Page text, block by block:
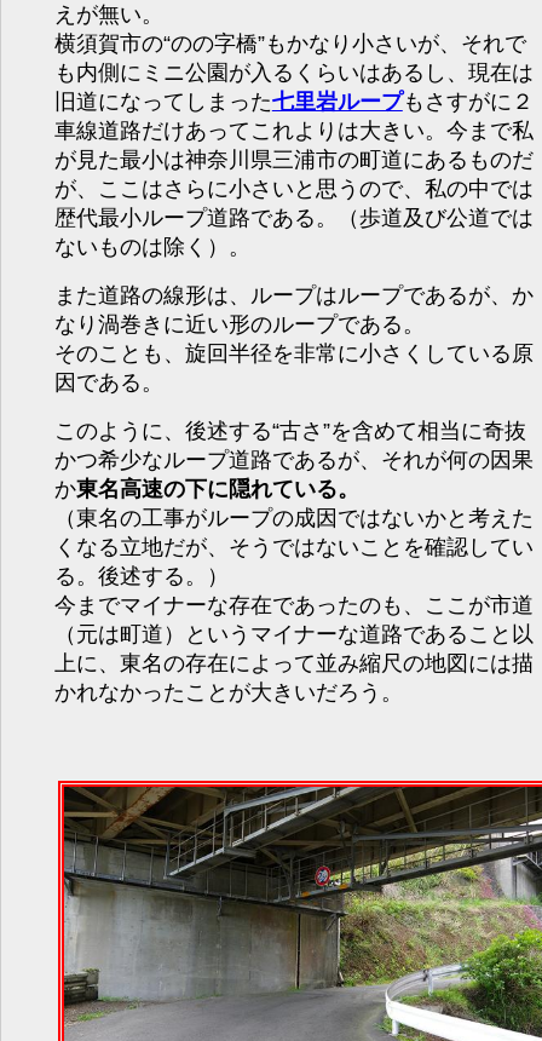
えが無い。
横須賀市の“のの字橋”もかなり小さいが、それで
も内側にミニ公園が入るくらいはあるし、現在は
旧道になってしまった七里岩ループもさすがに２
車線道路だけあってこれよりは大きい。今まで私
が見た最小は神奈川県三浦市の町道にあるものだ
が、ここはさらに小さいと思うので、私の中では
歴代最小ループ道路である。（歩道及び公道では
ないものは除く）。
また道路の線形は、ループはループであるが、か
なり渦巻きに近い形のループである。
そのことも、旋回半径を非常に小さくしている原
因である。
このように、後述する“古さ”を含めて相当に奇抜
かつ希少なループ道路であるが、それが何の因果
か東名高速の下に隠れている。
（東名の工事がループの成因ではないかと考えた
くなる立地だが、そうではないことを確認してい
る。後述する。）
今までマイナーな存在であったのも、ここが市道
（元は町道）というマイナーな道路であること以
上に、東名の存在によって並み縮尺の地図には描
かれなかったことが大きいだろう。